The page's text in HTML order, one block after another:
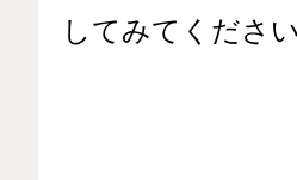
してみてください